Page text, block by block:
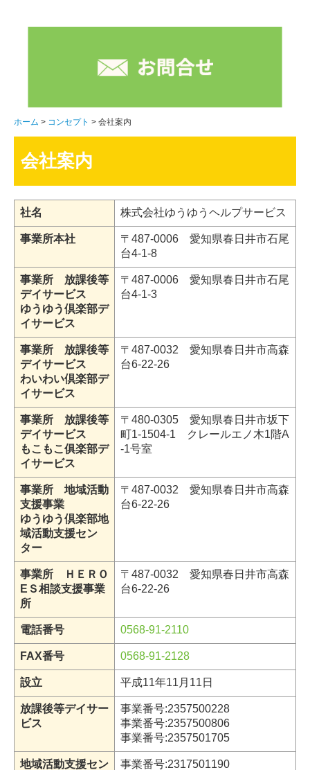
ホーム コンセプト 会社案内
会社案内
社名 株式会社ゆうゆうヘルプサービス
事業所本社
〒487-0006 愛知県春日井市石尾
台4-1-8
事業所 放課後等
デイサービス
ゆうゆう倶楽部デ
イサービス
〒487-0006 愛知県春日井市石尾
台4-1-3
事業所 放課後等
デイサービス
わいわい倶楽部デ
イサービス
〒487-0032 愛知県春日井市高森
台6-22-26
事業所 放課後等
デイサービス
もこもこ俱楽部デ
イサービス
〒480-0305 愛知県春日井市坂下
町1-1504-1 クレールエノ木1階A
-1号室
事業所 地域活動
支援事業
ゆうゆう倶楽部地
域活動支援セン
ター
〒487-0032 愛知県春日井市高森
台6-22-26
事業所 ＨＥＲＯ
EＳ相談支援事業
所
〒487-0032 愛知県春日井市高森
台6-22-26
電話番号 0568-91-2110
FAX番号 0568-91-2128
設立 平成11年11月11日
放課後等デイサー
ビス
事業番号:2357500228
事業番号:2357500806
事業番号:2357501705
地域活動支援セン 事業番号:2317501190